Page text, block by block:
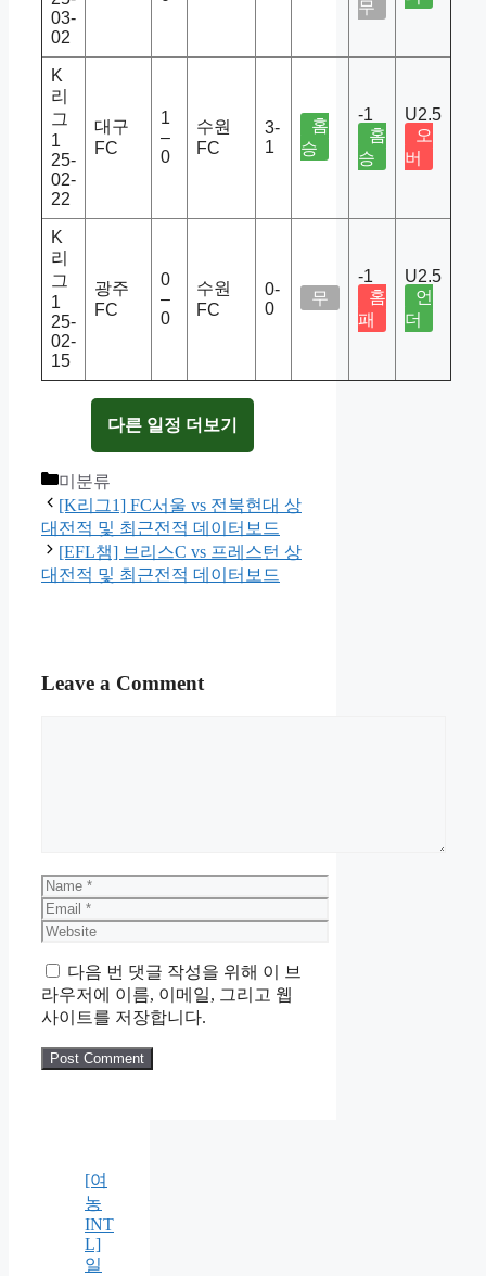
03-
02
무
K
리
그
1
25-
02-
22
대구
FC
1
–
0
수원
FC
3-
1
홈
승
-1
홈
승
U2.5
오
버
K
리
그
1
25-
02-
15
광주
FC
0
–
0
수원
FC
0-
0
무
-1
홈
패
U2.5
언
더
다른 일정 더보기
Categories
미분류
[K리그1] FC서울 vs 전북현대 상
대전적 및 최근전적 데이터보드
[EFL챔] 브리스C vs 프레스턴 상
대전적 및 최근전적 데이터보드
Leave a Comment
Name
Email
Website
다음 번 댓글 작성을 위해 이 브
라우저에 이름, 이메일, 그리고 웹
사이트를 저장합니다.
[여
농
INT
L]
일